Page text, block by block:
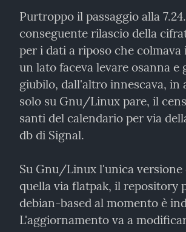
Purtroppo il passaggio alla
conseguente rilascio della
per i dati a riposo che colmava
un lato faceva levare osanna e
giubilo, dall'altro innescava, in
solo su Gnu/Linux pare, il
santi del calendario per via
db di Signal.
Su Gnu/Linux l'unica versione
quella via flatpak, il repository
debian-based al momento è
L'aggiornamento va a